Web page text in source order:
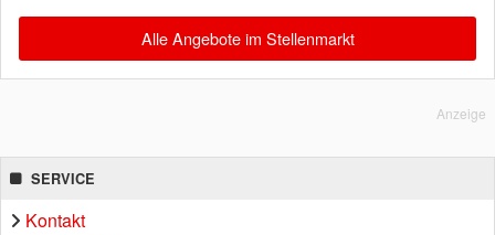
Alle Angebote im Stellenmarkt
Anzeige
SERVICE
Kontakt